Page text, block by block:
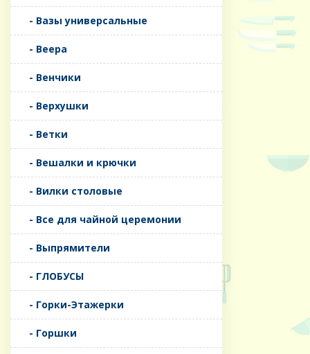
- Вазы универсальные
- Веера
- Венчики
- Верхушки
- Ветки
- Вешалки и крючки
- Вилки столовые
- Все для чайной церемонии
- Выпрямители
- ГЛОБУСЫ
- Горки-Этажерки
- Горшки